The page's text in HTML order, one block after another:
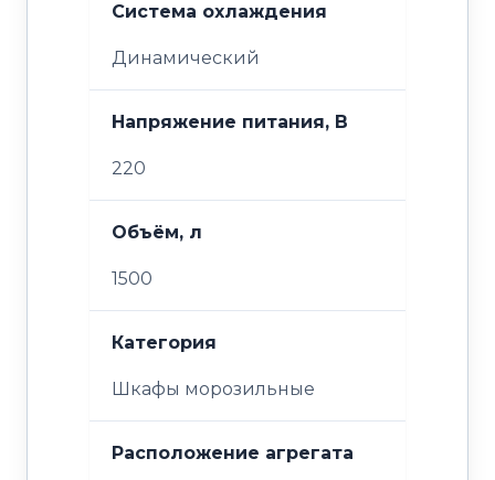
Система охлаждения
Динамический
Напряжение питания, В
220
Объём, л
1500
Категория
Шкафы морозильные
Расположение агрегата